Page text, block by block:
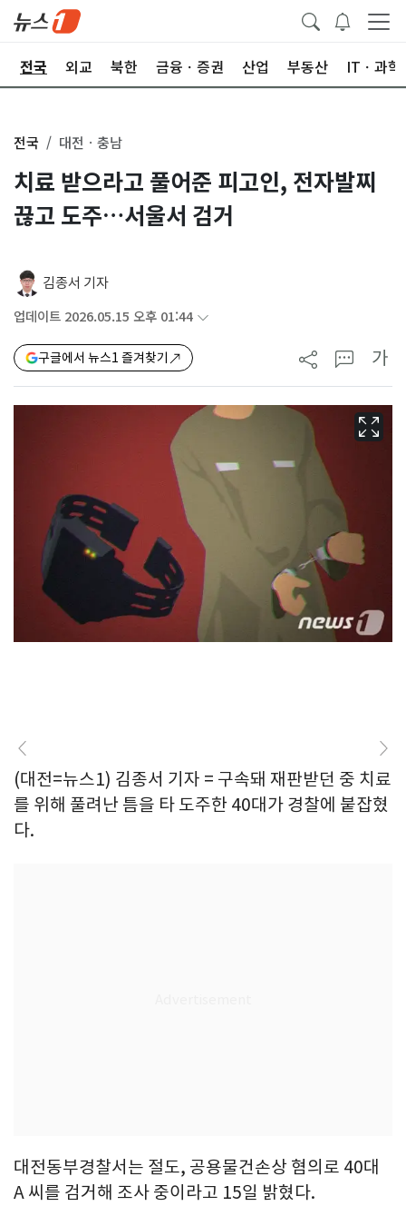
전국 외교 북한 금융ㆍ증권 산업 부동산 ITㆍ과학
전국 대전ㆍ충남
치료 받으라고 풀어준 피고인, 전자발찌
끊고 도주…서울서 검거
김종서 기자
업데이트 2026.05.15 오후 01:44
구글에서 뉴스1 즐겨찾기 가
(대전=뉴스1) 김종서 기자 = 구속돼 재판받던 중 치료
를 위해 풀려난 틈을 타 도주한 40대가 경찰에 붙잡혔
다.
대전동부경찰서는 절도, 공용물건손상 혐의로 40대
A 씨를 검거해 조사 중이라고 15일 밝혔다.